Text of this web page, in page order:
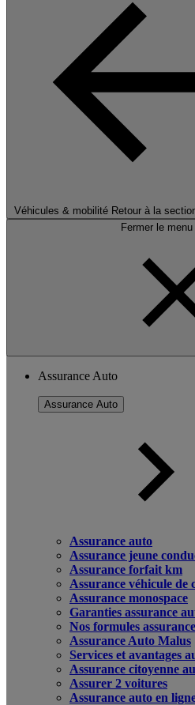
Véhicules & mobilité Retour à la
Fermer le menu
Assurance Auto
Assurance Auto
Assurance auto
Assurance jeune
Assurance forfait km
Assurance véhicule de
Assurance monospace
Garanties assurance
Nos formules
Assurance Auto Malus
Services et avantages
Assurance citoyenne
Assurer 2 voitures
Assurance auto en